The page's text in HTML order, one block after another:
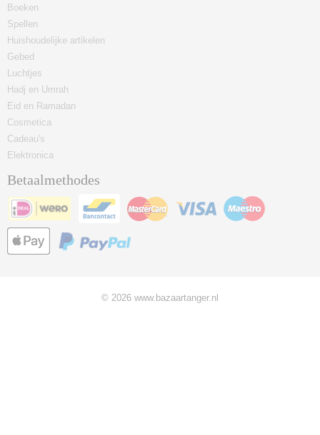
Boeken
Spellen
Huishoudelijke artikelen
Gebed
Luchtjes
Hadj en Umrah
Eid en Ramadan
Cosmetica
Cadeau's
Elektronica
Betaalmethodes
© 2026 www.bazaartanger.nl